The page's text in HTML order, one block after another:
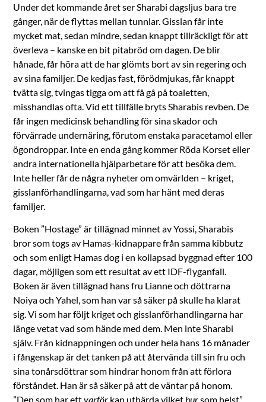
Under det kommande året ser Sharabi dagsljus bara tre
gånger, när de flyttas mellan tunnlar. Gisslan får inte
mycket mat, sedan mindre, sedan knappt tillräckligt för att
överleva – kanske en bit pitabröd om dagen. De blir
hånade, får höra att de har glömts bort av sin regering och
av sina familjer. De kedjas fast, förödmjukas, får knappt
tvätta sig, tvingas tigga om att få gå på toaletten,
misshandlas ofta. Vid ett tillfälle bryts Sharabis revben. De
får ingen medicinsk behandling för sina skador och
förvärrade undernäring, förutom enstaka paracetamol eller
ögondroppar. Inte en enda gång kommer Röda Korset eller
andra internationella hjälparbetare för att besöka dem.
Inte heller får de några nyheter om omvärlden – kriget,
gisslanförhandlingarna, vad som har hänt med deras
familjer.
Boken ”Hostage” är tillägnad minnet av Yossi, Sharabis
bror som togs av Hamas-kidnappare från samma kibbutz
och som enligt Hamas dog i en kollapsad byggnad efter 100
dagar, möjligen som ett resultat av ett IDF-flyganfall.
Boken är även tillägnad hans fru Lianne och döttrarna
Noiya och Yahel, som han var så säker på skulle ha klarat
sig. Vi som har följt kriget och gisslanförhandlingarna har
länge vetat vad som hände med dem. Men inte Sharabi
själv. Från kidnappningen och under hela hans 16 månader
i fångenskap är det tanken på att återvända till sin fru och
sina tonårsdöttrar som hindrar honom från att förlora
förståndet. Han är så säker på att de väntar på honom.
”Den som har ettvarför kan uthärda vilket hursom helst”,